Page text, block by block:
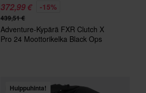
372,99 € -15%
439,51 €
Adventure-Kypärä FXR Clutch X
Pro 24 Moottorikelka Black Ops
Huippuhinta!